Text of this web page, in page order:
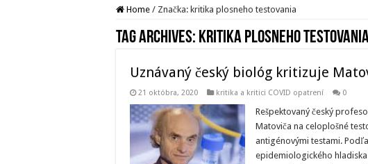
Home / Značka: kritika plosneho testovania
Tag Archives: kritika plosneho
Uznávaný český biológ kritizuje
21 októbra, 2020 kritika a kritici COVID opatrení 0
Rešpektovaný český
Matoviča na celoplošné
antigénovými testami.
epidemiologického